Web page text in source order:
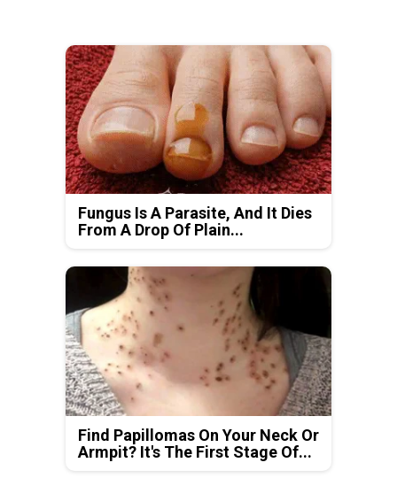
Fungus Is A Parasite, And It Dies
From A Drop Of Plain...
Find Papillomas On Your Neck Or
Armpit? It's The First Stage Of...